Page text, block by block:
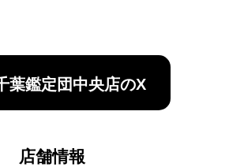
葉鑑定団中央店のX
店舗情報